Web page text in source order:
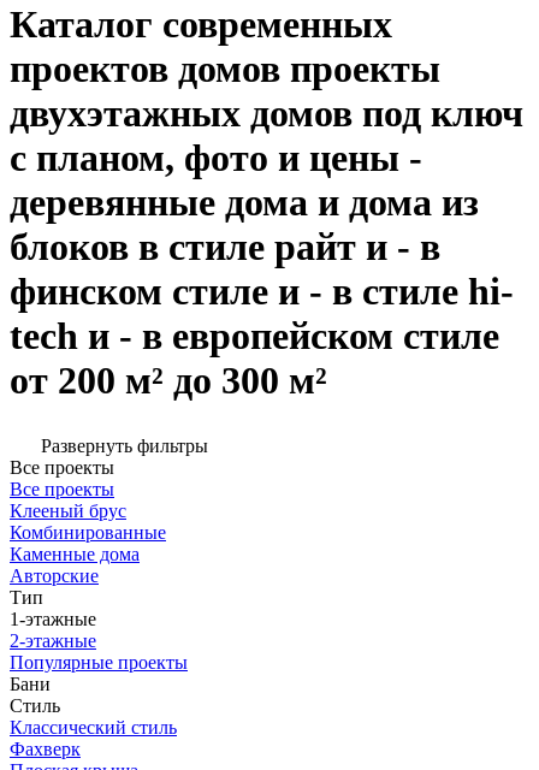
Каталог современных
проектов домов проекты
двухэтажных домов под ключ
с планом, фото и цены -
деревянные дома и дома из
блоков в стиле райт и - в
финском стиле и - в стиле hi-
tech и - в европейском стиле
от 200 м² до 300 м²
Развернуть фильтры
Все проекты
Все проекты
Клееный брус
Комбинированные
Каменные дома
Авторские
Тип
1-этажные
2-этажные
Популярные проекты
Бани
Стиль
Классический стиль
Фахверк